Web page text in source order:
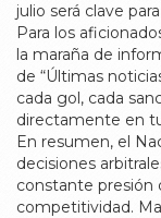
julio será clave
Para los
la maraña de
de “Últimas
cada gol, cada
directamente en
En resumen, el
decisiones
constante presión
competitividad.